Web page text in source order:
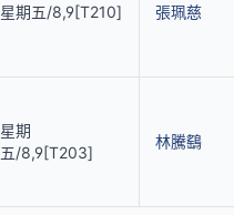
星期五/8,9[T210] 張珮慈
星期
五/8,9[T203]
林騰鷂